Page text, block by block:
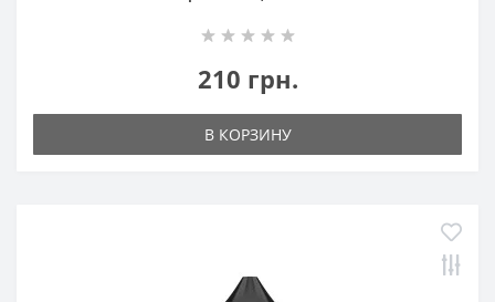
210 грн.
В КОРЗИНУ